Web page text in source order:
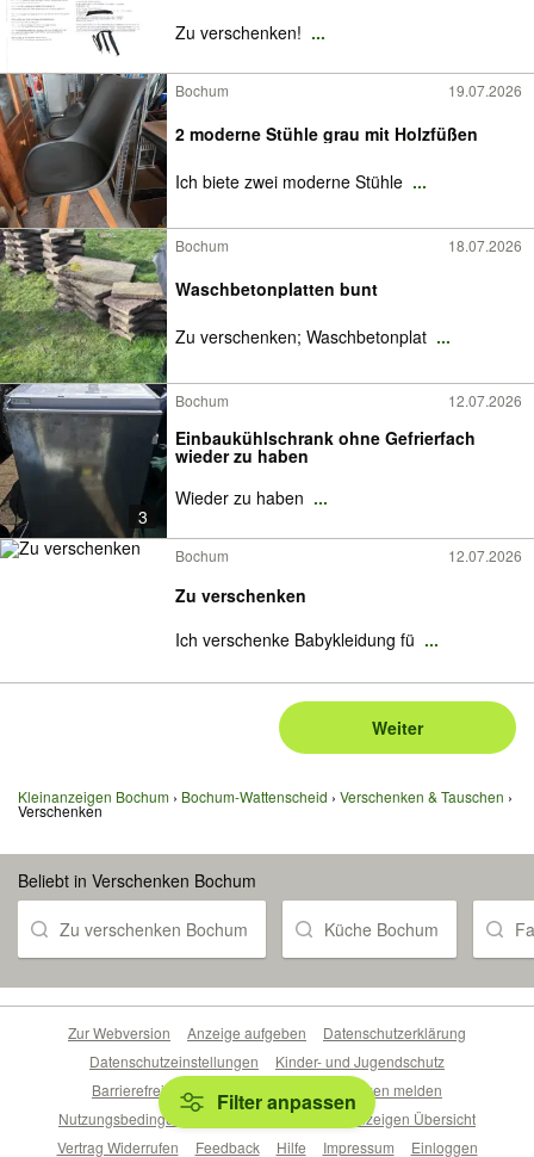
Zu verschenken! ...
Bochum 19.07.2026
2 moderne Stühle grau mit Holzfüßen
Ich biete zwei moderne Stühle ...
Bochum 18.07.2026
Waschbetonplatten bunt
Zu verschenken; Waschbetonplat ...
3
Bochum 12.07.2026
Einbaukühlschrank ohne Gefrierfach
wieder zu haben
Wieder zu haben ...
Bochum 12.07.2026
Zu verschenken
Ich verschenke Babykleidung fü ...
Weiter
Kleinanzeigen Bochum Bochum-Wattenscheid Verschenken & Tauschen
Verschenken
Beliebt in Verschenken Bochum
Zu verschenken Bochum Küche Bochum
Filter anpassen
Zur Webversion Anzeige aufgeben
Datenschutzerklärung
Datenschutzeinstellungen
Kinder- und Jugendschutz
Barrierefreiheitserklärung
Sicherheitslücken melden
Nutzungsbedingungen
Beliebte Suchen
Anzeigen Übersicht
Vertrag Widerrufen
Feedback Hilfe Impressum Einloggen